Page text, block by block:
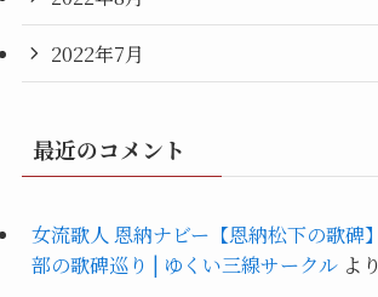
2022年7月
最近のコメント
女流歌人 恩納ナビー【恩納松下の歌碑】
部の歌碑巡り | ゆくい三線サークルより